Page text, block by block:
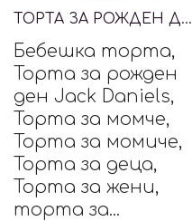
ТОРТА ЗА РОЖДЕН ДЕН JACK DANIELS
Бебешка торта,
Торта за рожден
ден Jack Daniels,
Торта за момче,
Торта за момиче,
Торта за деца,
Торта за жени,
торта за...